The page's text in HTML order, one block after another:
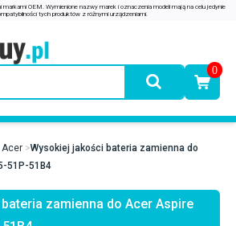
0
Acer
Wysokiej jakości bateria zamienna do
51P-51B4
zamienna do Acer Aspire